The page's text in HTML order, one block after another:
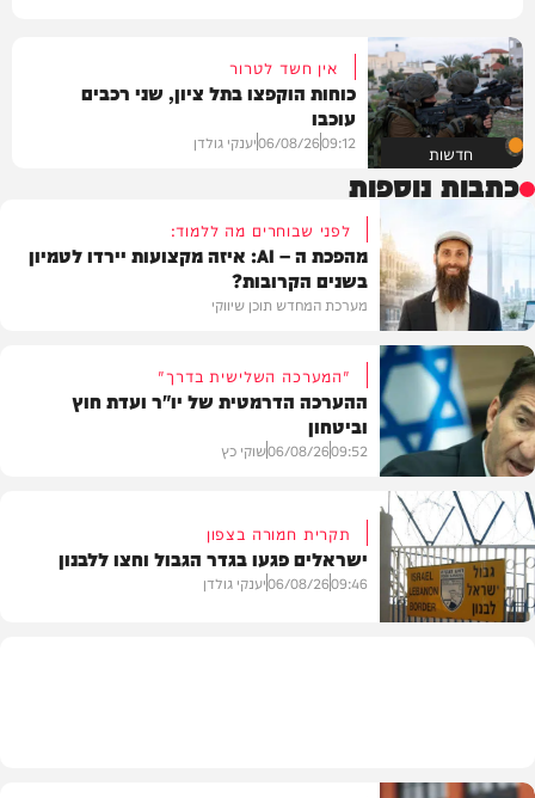
חדשות
אין חשד לטרור
כוחות הוקפצו בתל ציון, שני רכבים
עוכבו
09:12
06/08/26יענקי גולדן
כתבות נוספות
תוכן שיווקי
לפני שבוחרים מה ללמוד:
מהפכת ה – AI: איזה מקצועות יירדו לטמיון
בשנים הקרובות?
מערכת המחדש תוכן שיווקי
חדשות
"המערכה השלישית בדרך"
ההערכה הדרמטית של יו"ר ועדת חוץ
וביטחון
09:52
06/08/26שוקי כץ
תקרית חמורה בצפון
ישראלים פגעו בגדר הגבול וחצו ללבנון
09:46
06/08/26יענקי גולדן